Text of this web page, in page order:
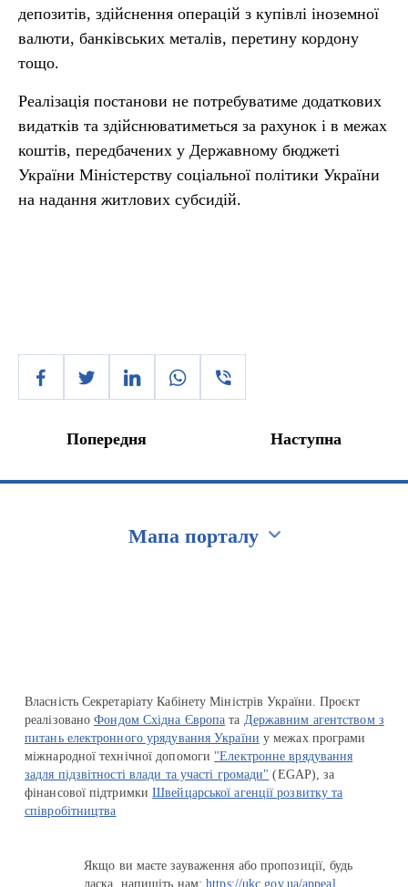
депозитів, здійснення операцій з купівлі іноземної
валюти, банківських металів, перетину кордону
тощо.
Реалізація постанови не потребуватиме додаткових
видатків та здійснюватиметься за рахунок і в межах
коштів, передбачених у Державному бюджеті
України Міністерству соціальної політики України
на надання житлових субсидій.
Попередня Наступна
Мапа порталу
Власність Секретаріату Кабінету Міністрів України. Проєкт
реалізованоФондом Східна Європа та Державним агентством з
питань електронного урядування України у межах програми
міжнародної технічної допомоги "Електронне врядування
задля підзвітності влади та участі громади" (EGAP), за
фінансової підтримкиШвейцарської агенції розвитку та
співробітництва
Якщо ви маєте зауваження або пропозиції, будь
ласка, напишіть нам:https://ukc.gov.ua/appeal